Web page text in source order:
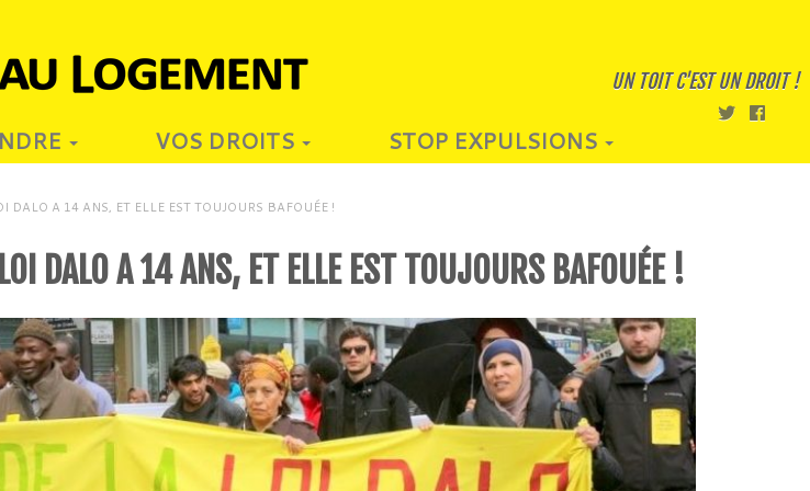
UN TOIT C'EST UN DROIT !
VOS DROITS STOP EXPULSIONS
A 14 ANS, ET ELLE EST TOUJOURS BAFOUÉE !
DALO A 14 ANS, ET ELLE EST TOUJOURS BAFOUÉE !